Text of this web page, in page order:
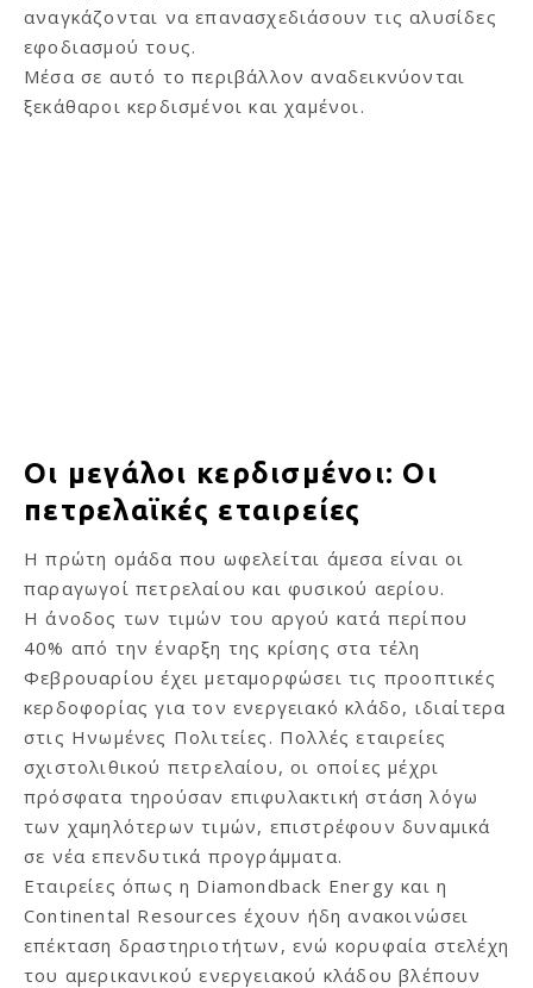
αναγκάζονται να επανασχεδιάσουν τις αλυσίδες
εφοδιασμού τους.
Μέσα σε αυτό το περιβάλλον αναδεικνύονται
ξεκάθαροι κερδισμένοι και χαμένοι.
Οι μεγάλοι κερδισμένοι: Οι
πετρελαϊκές εταιρείες
Η πρώτη ομάδα που ωφελείται άμεσα είναι οι
παραγωγοί πετρελαίου και φυσικού αερίου.
Η άνοδος των τιμών του αργού κατά περίπου
40% από την έναρξη της κρίσης στα τέλη
Φεβρουαρίου έχει μεταμορφώσει τις προοπτικές
κερδοφορίας για τον ενεργειακό κλάδο, ιδιαίτερα
στις Ηνωμένες Πολιτείες. Πολλές εταιρείες
σχιστολιθικού πετρελαίου, οι οποίες μέχρι
πρόσφατα τηρούσαν επιφυλακτική στάση λόγω
των χαμηλότερων τιμών, επιστρέφουν δυναμικά
σε νέα επενδυτικά προγράμματα.
Εταιρείες όπως η Diamondback Energy και η
Continental Resources έχουν ήδη ανακοινώσει
επέκταση δραστηριοτήτων, ενώ κορυφαία στελέχη
του αμερικανικού ενεργειακού κλάδου βλέπουν